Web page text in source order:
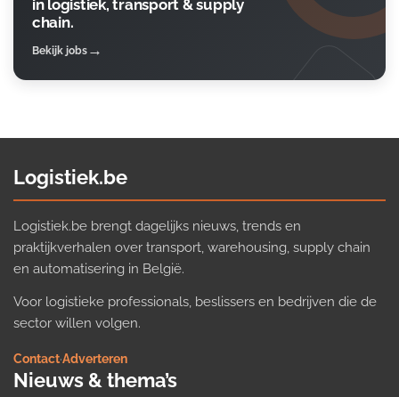
in logistiek, transport & supply
chain.
Bekijk jobs
Logistiek.be
Logistiek.be brengt dagelijks nieuws, trends en
praktijkverhalen over transport, warehousing, supply chain
en automatisering in België.
Voor logistieke professionals, beslissers en bedrijven die de
sector willen volgen.
Contact·Adverteren
Nieuws & thema’s